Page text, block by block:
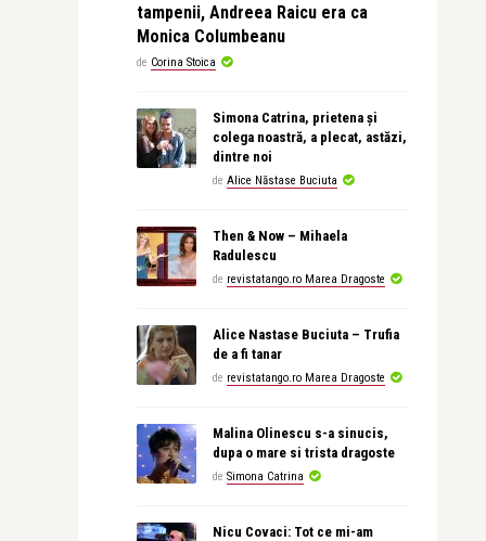
tampenii, Andreea Raicu era ca
Monica Columbeanu
de Corina Stoica
Simona Catrina, prietena și
colega noastră, a plecat, astăzi,
dintre noi
de Alice Năstase Buciuta
Then & Now – Mihaela
Radulescu
de revistatango.ro Marea Dragoste
Alice Nastase Buciuta – Trufia
de a fi tanar
de revistatango.ro Marea Dragoste
Malina Olinescu s-a sinucis,
dupa o mare si trista dragoste
de Simona Catrina
Nicu Covaci: Tot ce mi-am